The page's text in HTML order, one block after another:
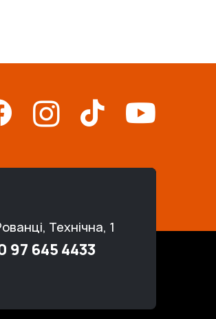
Технічна, 1
97 645 4433